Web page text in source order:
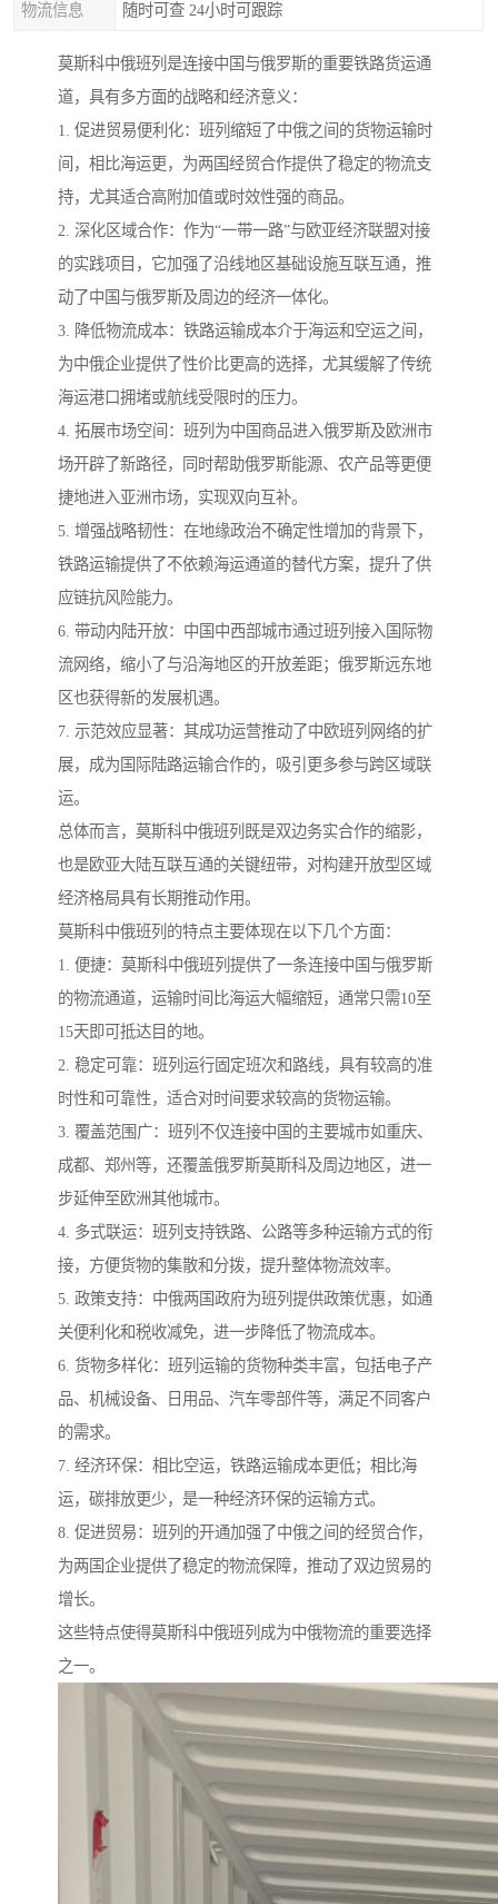
物流信息 随时可查 24小时可跟踪
莫斯科中俄班列是连接中国与俄罗斯的重要铁路货运通
道，具有多方面的战略和经济意义：
1. 促进贸易便利化：班列缩短了中俄之间的货物运输时
间，相比海运更，为两国经贸合作提供了稳定的物流支
持，尤其适合高附加值或时效性强的商品。
2. 深化区域合作：作为“一带一路”与欧亚经济联盟对接
的实践项目，它加强了沿线地区基础设施互联互通，推
动了中国与俄罗斯及周边的经济一体化。
3. 降低物流成本：铁路运输成本介于海运和空运之间，
为中俄企业提供了性价比更高的选择，尤其缓解了传统
海运港口拥堵或航线受限时的压力。
4. 拓展市场空间：班列为中国商品进入俄罗斯及欧洲市
场开辟了新路径，同时帮助俄罗斯能源、农产品等更便
捷地进入亚洲市场，实现双向互补。
5. 增强战略韧性：在地缘政治不确定性增加的背景下，
铁路运输提供了不依赖海运通道的替代方案，提升了供
应链抗风险能力。
6. 带动内陆开放：中国中西部城市通过班列接入国际物
流网络，缩小了与沿海地区的开放差距；俄罗斯远东地
区也获得新的发展机遇。
7. 示范效应显著：其成功运营推动了中欧班列网络的扩
展，成为国际陆路运输合作的，吸引更多参与跨区域联
运。
总体而言，莫斯科中俄班列既是双边务实合作的缩影，
也是欧亚大陆互联互通的关键纽带，对构建开放型区域
经济格局具有长期推动作用。
莫斯科中俄班列的特点主要体现在以下几个方面：
1. 便捷：莫斯科中俄班列提供了一条连接中国与俄罗斯
的物流通道，运输时间比海运大幅缩短，通常只需10至
15天即可抵达目的地。
2. 稳定可靠：班列运行固定班次和路线，具有较高的准
时性和可靠性，适合对时间要求较高的货物运输。
3. 覆盖范围广：班列不仅连接中国的主要城市如重庆、
成都、郑州等，还覆盖俄罗斯莫斯科及周边地区，进一
步延伸至欧洲其他城市。
4. 多式联运：班列支持铁路、公路等多种运输方式的衔
接，方便货物的集散和分拨，提升整体物流效率。
5. 政策支持：中俄两国政府为班列提供政策优惠，如通
关便利化和税收减免，进一步降低了物流成本。
6. 货物多样化：班列运输的货物种类丰富，包括电子产
品、机械设备、日用品、汽车零部件等，满足不同客户
的需求。
7. 经济环保：相比空运，铁路运输成本更低；相比海
运，碳排放更少，是一种经济环保的运输方式。
8. 促进贸易：班列的开通加强了中俄之间的经贸合作，
为两国企业提供了稳定的物流保障，推动了双边贸易的
增长。
这些特点使得莫斯科中俄班列成为中俄物流的重要选择
之一。